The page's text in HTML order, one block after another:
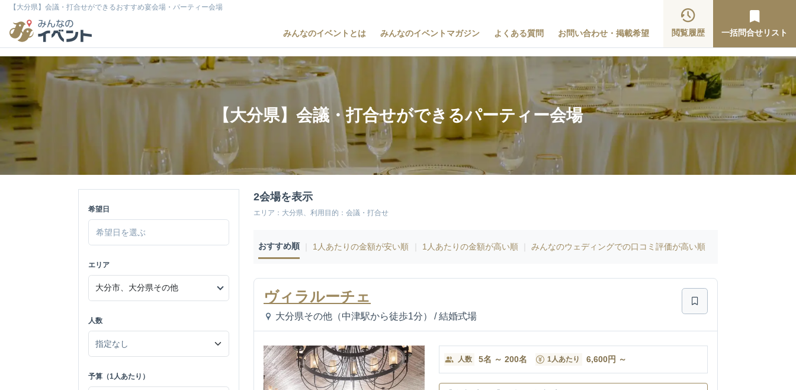
【大分県】会議・打合せができるおすすめ宴会場・パーティー会場
みんなのイベントとは みんなのイベントマガジン よくある質問 お問い合わせ・掲載希望 閲覧履歴 一括問合せリスト
【大分県】会議・打合せができるパーティー会場
希望日
エリア
人数
予算（1人あたり）
2会場を表示
エリア：大分県、利用目的：会議・打合せ
おすすめ順 1人あたりの金額が安い順 1人あたりの金額が高い順 みんなのウェディングでの口コミ評価が高い順
ヴィラルーチェ
大分県その他（中津駅から徒歩1分） / 結婚式場
人数 5名 ～ 200名 1人あたり 6,600円 ～